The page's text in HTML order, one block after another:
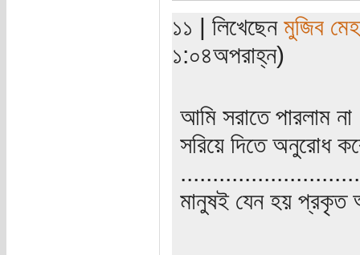
১১ | লিখেছেন মুজিব
১:০৪অপরাহ্ন)
আমি সরাতে পারলাম
সরিয়ে দিতে অনুরোধ
মানুষই যেন হয়